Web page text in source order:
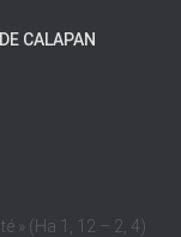
CALAPAN
» (Ha 1, 12 – 2, 4)